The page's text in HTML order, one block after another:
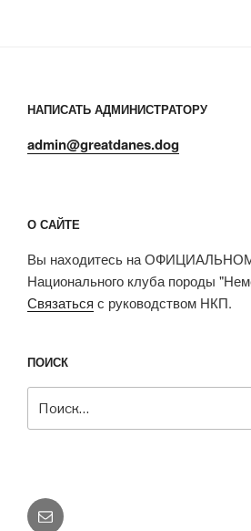
НАПИСАТЬ АДМИНИСТРАТОРУ
admin@greatdanes.dog
О САЙТЕ
Вы находитесь на
Национального клуба породы
Связаться с руководством НКП.
ПОИСК
E-